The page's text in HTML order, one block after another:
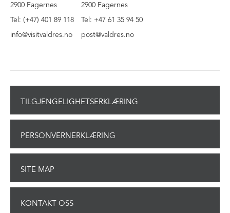
2900 Fagernes
Tel: (+47) 401 89 118
info@visitvaldres.no
2900 Fagernes
Tel: +47 61 35 94 50
post@valdres.no
TILGJENGELIGHETSERKLÆRING
PERSONVERNERKLÆRING
SITE MAP
KONTAKT OSS